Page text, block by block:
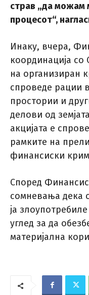
страв „да можам
процесот“,
Инаку, вчера,
координација
на организиран
спроведе рации
простории и
делови од
акцијата е
рамките на
финансиски
Според
сомневања дека
ја
углед за да
материјална